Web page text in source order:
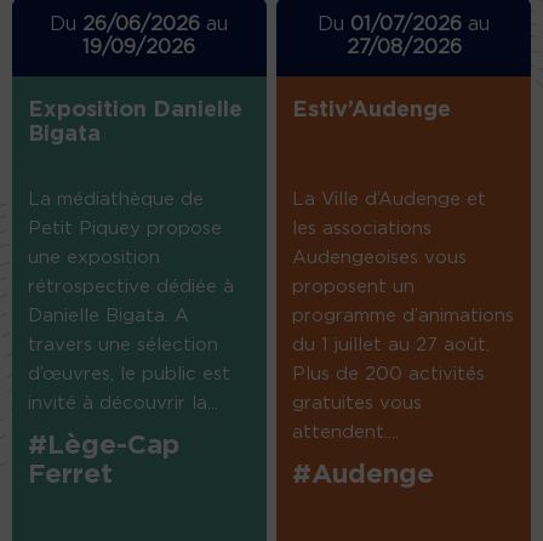
Du 26/06/2026 au
19/09/2026
Exposition Danielle
Bigata
La médiathèque de
Petit Piquey propose
une exposition
rétrospective dédiée à
Danielle Bigata. A
travers une sélection
d’œuvres, le public est
invité à découvrir la...
#Lège-Cap
Ferret
Du 01/07/2026 au
27/08/2026
Estiv’Audenge
La Ville d’Audenge et
les associations
Audengeoises vous
proposent un
programme d’animations
du 1 juillet au 27 août.
Plus de 200 activités
gratuites vous
attendent....
#Audenge